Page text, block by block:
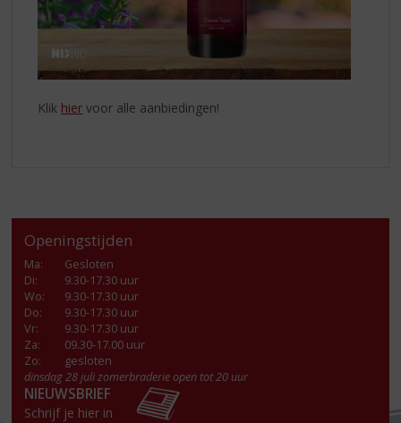
Klik hier voor alle aanbiedingen!
Openingstijden
Ma:
Gesloten
Di:
9.30-17.30 uur
Wo:
9.30-17.30 uur
Do:
9.30-17.30 uur
Vr:
9.30-17.30 uur
Za:
09.30-17.00 uur
Zo:
gesloten
dinsdag 28 juli zomerbraderie open tot 20 uur
NIEUWSBRIEF
Schrijf je hier in